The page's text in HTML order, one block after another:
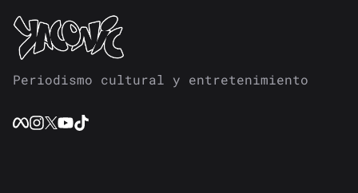
Periodismo cultural y entretenimiento